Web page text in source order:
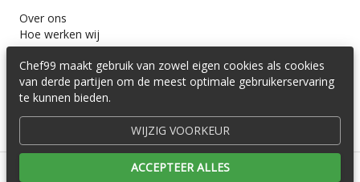
Over ons
Hoe werken wij
Contact
Wil je ons volgen?
Cedira B.V.
Chef99 maakt gebruik van zowel eigen cookies als cookies
van derde partijen om de meest optimale gebruikerservaring
te kunnen bieden.
WIJZIG VOORKEUR
ACCEPTEER ALLES